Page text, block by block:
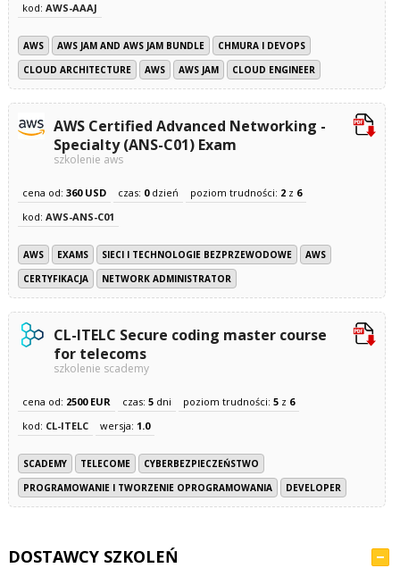
kod: AWS-AAAJ
AWS AWS JAM AND AWS JAM BUNDLE
CHMURA I DEVOPS
CLOUD ARCHITECTURE
AWS AWS JAM CLOUD ENGINEER
AWS Certified Advanced Networking -
Specialty (ANS-C01) Exam
szkolenie aws
cena od: 360 USD czas: 0dzień poziom trudności: 2z 6
kod: AWS-ANS-C01
AWS EXAMS SIECI I TECHNOLOGIE BEZPRZEWODOWE
AWS
CERTYFIKACJA
NETWORK ADMINISTRATOR
CL-ITELC Secure coding master course
for telecoms
szkolenie scademy
cena od: 2500 EUR czas: 5dni poziom trudności: 5z 6
kod: CL-ITELC wersja: 1.0
SCADEMY TELECOME
CYBERBEZPIECZEŃSTWO
PROGRAMOWANIE I TWORZENIE OPROGRAMOWANIA
DEVELOPER
DOSTAWCY SZKOLEŃ